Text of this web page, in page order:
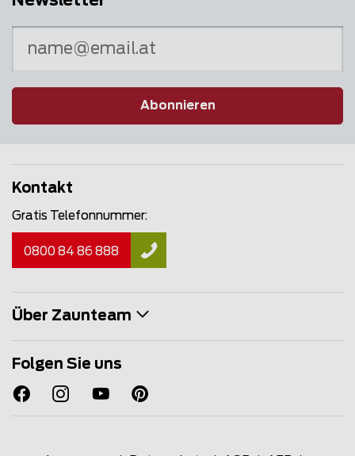
Abonnieren
Kontakt
Gratis Telefonnummer:
0800 84 86 888
Über Zaunteam
Folgen Sie uns